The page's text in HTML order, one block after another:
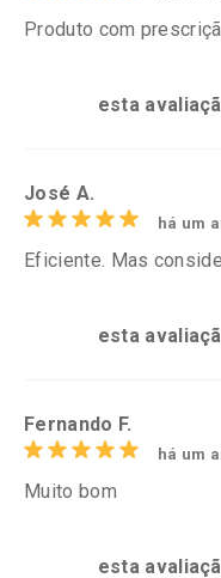
Produto com
esta
José A.
há um
Eficiente. Mas
esta
Fernando F.
há um
Muito bom
esta